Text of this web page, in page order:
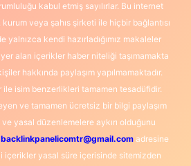
kabul etmiş sayılırlar. Bu internet
veya şahıs şirketi ile hiçbir bağlantısı
yalnızca kendi hazırladığımız makaleler
yer alan içerikler haber niteliği taşımamakta
hakkında paylaşım yapılmamaktadır.
isim benzerlikleri tamamen tesadüfidir.
ve tamamen ücretsiz bir bilgi paylaşım
yasal düzenlemelere aykırı olduğunu
backlinkpanelicomtr@gmail.comadresine
içerikler yasal süre içerisinde sitemizden